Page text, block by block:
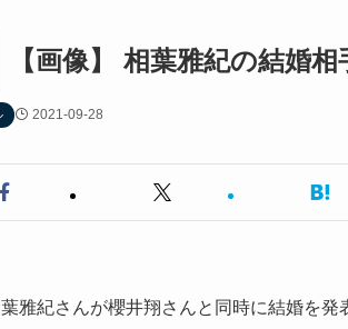
【画像】 相葉雅紀の結婚
2021-09-28
雅紀さんが櫻井翔さんと同時に結婚を